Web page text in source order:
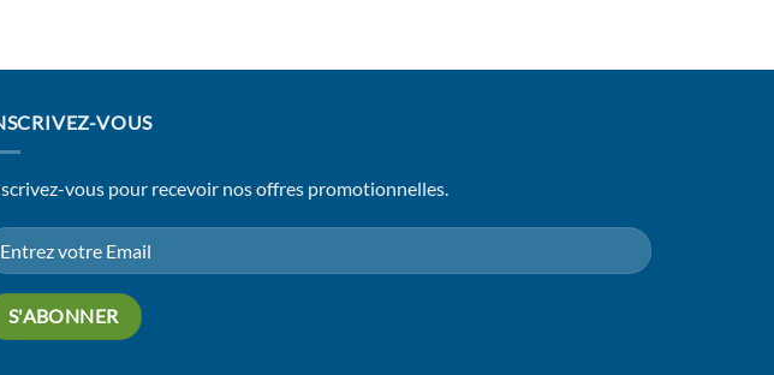
VOUS
vous pour recevoir nos offres promotionnelles.